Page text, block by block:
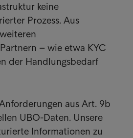
keine
Prozess. Aus
– wie etwa KYC
der Handlungsbedarf
aus Art. 9b
UBO-Daten. Unsere
Informationen zu